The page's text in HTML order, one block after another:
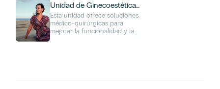
Unidad de Ginecoestética
y Cirugía Íntima
Esta unidad ofrece soluciones
médico-quirúrgicas para
mejorar la funcionalidad y la
estética de la zona íntima